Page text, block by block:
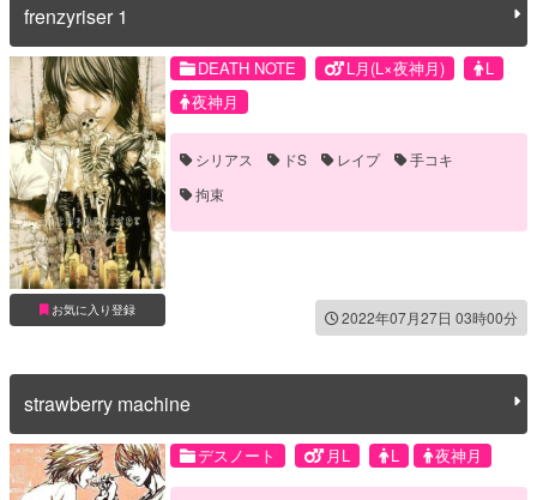
frenzyriser 1
お気に入り登録
DEATH NOTE L月(L×夜神月)
L
夜神月
シリアス ドS レイプ
手コキ
拘束
2022年07月27日 03時00分
strawberry machine
デスノート 月L L 夜神月